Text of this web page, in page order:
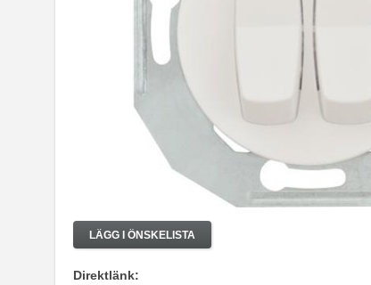
LÄGG I ÖNSKELISTA
Direktlänk: